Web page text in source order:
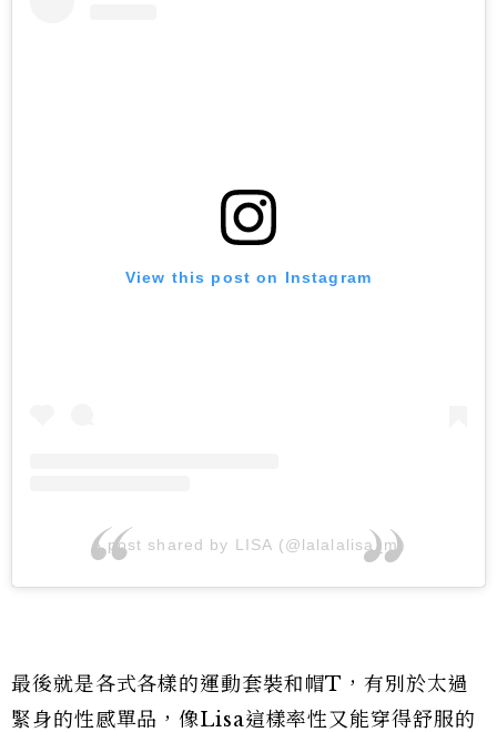
View this post on Instagram
A post shared by LISA (@lalalalisa_m)
最後就是各式各樣的運動套裝和帽T，有別於太過
緊身的性感單品，像Lisa這樣率性又能穿得舒服的